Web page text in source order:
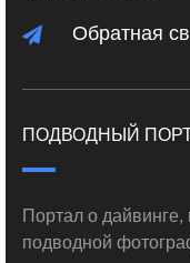
Обратная
ПОДВОДНЫЙ
Портал о
подводной